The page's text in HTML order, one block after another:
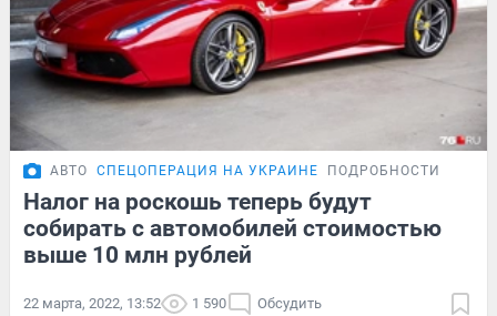
АВТО СПЕЦОПЕРАЦИЯ НА УКРАИНЕ ПОДРОБНОСТИ
Налог на роскошь теперь будут
собирать с автомобилей стоимостью
выше 10 млн рублей
22 марта, 2022, 13:52 1 590 Обсудить